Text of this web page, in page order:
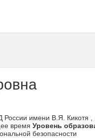
России имени В.Я. Кикотя
время Уровень
безопасности